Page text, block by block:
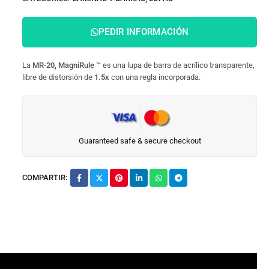
PEDIR INFORMACIÓN
La MR-20, MagniRule ™ es una lupa de barra de acrílico transparente,
libre de distorsión de 1.5x con una regla incorporada.
Guaranteed safe & secure checkout
COMPARTIR: